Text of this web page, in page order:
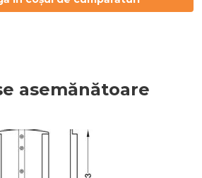
asemănătoare